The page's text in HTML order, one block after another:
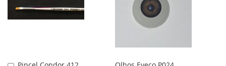
DESEJOS
DESEJOS